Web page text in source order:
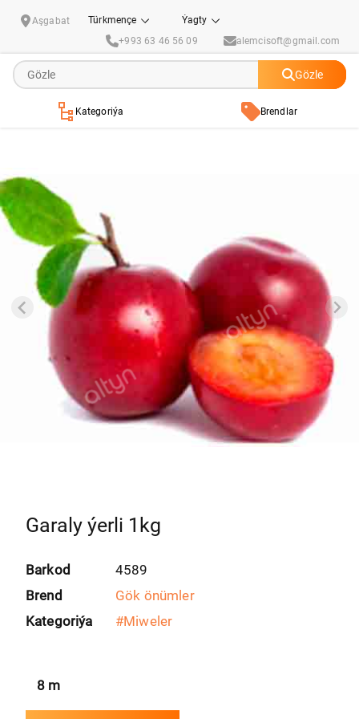
Aşgabat Türkmençe
Ýagty
+993 63 46 56 09
alemcisoft@gmail.com
Gözle
Kategoriýa Brendlar
Garaly ýerli 1kg
Barkod
4589
Brend
Gök önümler
Kategoriýa
#Miweler
8 m